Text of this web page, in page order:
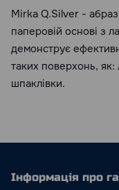
Mirka Q.Silver -
паперовій основі з
демонструє
таких поверхонь,
шпаклівки.
Інформація про